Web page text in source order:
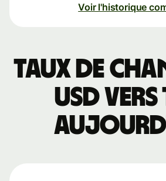
Voir l'historique
Taux de
USD vers